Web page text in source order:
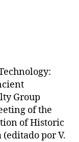
Group
of the
of Historic
por V.